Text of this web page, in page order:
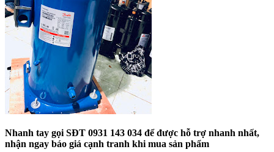
Nhanh tay gọi SĐT 0931 143 034 để được hỗ trợ nhanh nhất,
nhận ngay báo giá cạnh tranh khi mua sản phẩm